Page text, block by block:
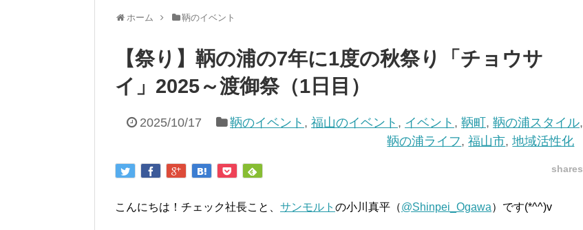
ホーム 鞆のイベント
【祭り】鞆の浦の7年に1度の秋祭り「チョウサ
イ」2025～渡御祭（1日目）
2025/10/17 鞆のイベント , 福山のイベント , イベント , 鞆町 , 鞆の浦スタイル,
鞆の浦ライフ,福山市,地域活性化
shares
こんにちは！チェック社長こと、 サンモルト の小川真平（@Shinpei_Ogawa）です(*^^)v